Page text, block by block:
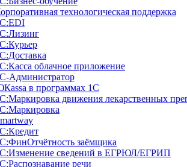
технологическая поддержка
облачное приложение
Администратор
в программах 1С
движения лекарственных
заёмщика
сведений в ЕГРЮЛ/ЕГРИП
речи